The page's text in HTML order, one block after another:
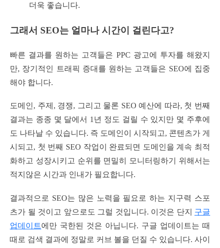
더욱 좋습니다.
그래서 SEO는 얼마나 시간이 걸린다고?
빠른 결과를 원하는 고객들은 PPC 광고에 투자를 해왔지
만, 장기적인 트래픽 증대를 원하는 고객들은 SEO에 집중
해야 합니다.
도메인, 주제, 경쟁, 그리고 물론 SEO 예산에 따라, 첫 번째
결과는 종종 몇 달에서 1년 정도 걸릴 수 있지만 몇 주후에
도 나타날 수 있습니다. 즉 도메인이 시작되고, 콘텐츠가 게
시되고, 첫 번째 SEO 작업이 완료되면 도메인을 계속 최적
화하고 성장시키고 순위를 면밀히 모니터링하기 위해서는
적지않은 시간과 인내가 필요합니다.
결과적으로 SEO는 많은 노력을 필요로 하는 지구력 스포
츠가 될 것이고 앞으로도 그럴 것입니다. 이것은 단지
구글
업데이트에만 국한된 것은 아닙니다. 구글 업데이트는 때
때로 검색 결과에 정말로 커브 볼을 던질 수 있습니다. 사이